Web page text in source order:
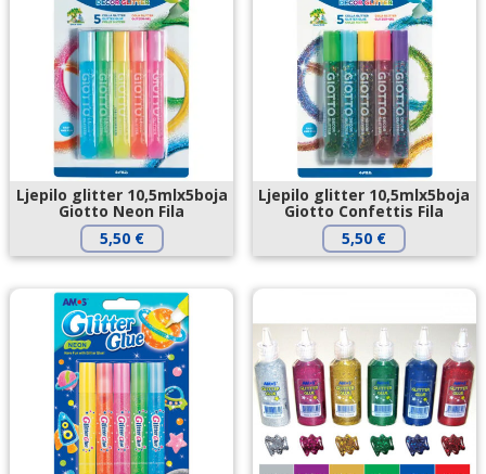
Ljepilo glitter 10,5mlx5boja
Giotto Neon Fila
5,50 €
Ljepilo glitter 10,5mlx5boja
Giotto Confettis Fila
5,50 €